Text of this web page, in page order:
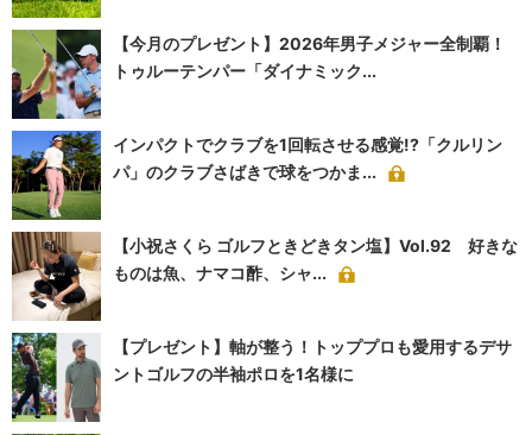
【今月のプレゼント】2026年男子メジャー全制覇！
トゥルーテンパー「ダイナミック...
インパクトでクラブを1回転させる感覚!?「クルリン
パ」のクラブさばきで球をつかま...
【小祝さくら ゴルフときどきタン塩】Vol.92 好きな
ものは魚、ナマコ酢、シャ...
【プレゼント】軸が整う！トッププロも愛用するデサ
ントゴルフの半袖ポロを1名様に